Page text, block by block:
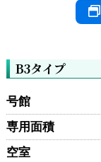
B3タイプ
号館
専用面積
空室